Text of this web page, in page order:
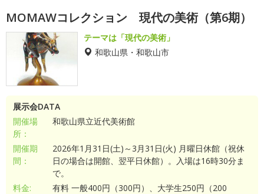
MOMAWコレクション 現代の美術（第6期）
テーマは「現代の美術」
和歌山県・和歌山市
展示会DATA
開催場
所：
和歌山県立近代美術館
開催期
間：
2026年1月31日(土)～3月31日(火) 月曜日休館（祝休
日の場合は開館、翌平日休館）。入場は16時30分ま
で。
料金:
有料 一般400円（300円）、大学生250円（200